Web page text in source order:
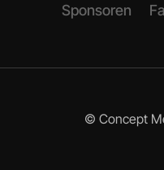
Sponsoren
© Concept